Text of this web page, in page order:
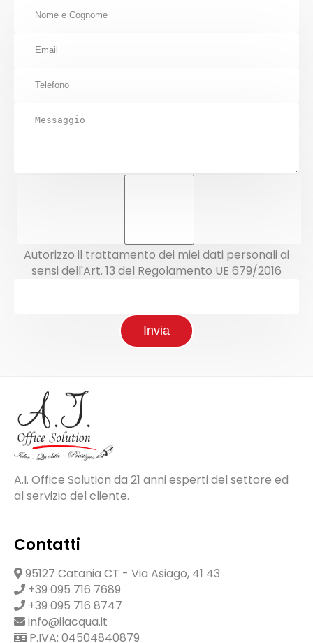
Autorizzo il trattamento dei miei dati personali ai
sensi dell'Art. 13 del Regolamento UE 679/2016
Invia
A.I. Office Solution da 21 anni esperti del settore ed
al servizio del cliente.
Contatti
95127 Catania CT - Via Asiago, 41 43
+39 095 716 7689
+39 095 716 8747
info@ilacqua.it
P.IVA: 04504840879